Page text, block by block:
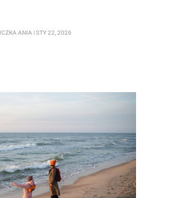
ANIA |STY 22, 2026